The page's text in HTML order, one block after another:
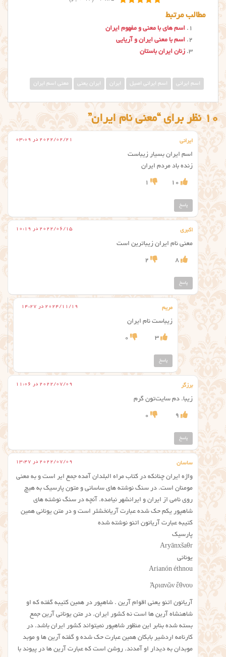
مطالب مرتبط
اسم های با معنی و مفهوم ایران
اسم با معنی ایران و آریایی
زنان ایران باستان
اسم ایرانی اسم ایرانی اصیل ایران ایران یعنی معنی اسم ایران
10 نظر برای “معنی نام ایران”
ایرانی 2022/02/21 در 03:09
اسم ایران بسیار زیباست
زنده باد مردم ایران
10
1
پاسخ
اکبری 2022/06/15 در 10:19
معنی نام ایران زیباترین است
8
2
پاسخ
مریم 2024/11/19 در 14:27
زیباست نام ایران
3
0
پاسخ
برزگر 2022/07/09 در 11:06
زیبا. دم سایت‌تون گرم
9
0
پاسخ
ساسان 2022/07/09 در 13:47
واژه ایران چنانکه در کتاب مراه البلدان آمده جمع ایر است و به معنی
مومنان است. در سنگ نوشته های ساسانی و متون پارسیک به هیچ
روی نامی از ایران و ایرانشهر نیامده. آنچه در سنگ نوشته های
شاهپور یکم حک شده عبارت آریانخشثر است و در متن یونانی همین
کتیبه عبارت آریانون اتنو نوشته شده
پارسیک
Aryānxšaθr
یونانی
Arianón éthnou
Ἀριανῶν ἔθνου
آریانون اتنو یعنی اقوام آرین . شاهپور در همین کتیبه گفته که او
شاهنشاه آرین ها است نه کشور ایران. در متن یونانی آرین جمع
بسته شده بنابر این منظور شاهپور نمیتواند کشور ایران باشد. در
کارنامه اردشیر بابکان همین عبارت حک شده و گفته آرین ها و موبد
موبدان به دیدار او آمدند. روشن است که عبارت آرین ها در پیوند با